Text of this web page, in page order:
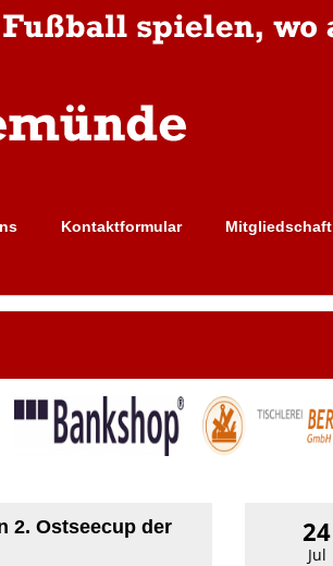
Kontaktformular Mitgliedschaft
2. Ostseecup der
24
Jul